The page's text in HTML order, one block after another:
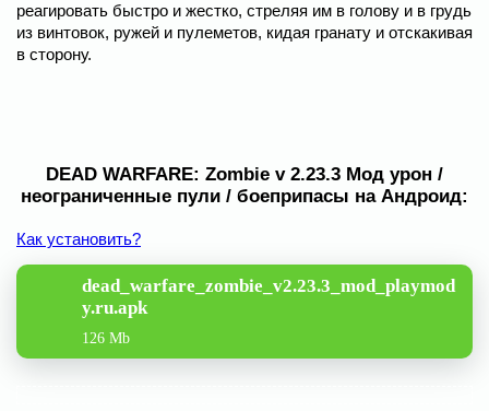
реагировать быстро и жестко, стреляя им в голову и в грудь
из винтовок, ружей и пулеметов, кидая гранату и отскакивая
в сторону.
DEAD WARFARE: Zombie v 2.23.3 Мод урон /
неограниченные пули / боеприпасы на Андроид:
Как установить?
dead_warfare_zombie_v2.23.3_mod_playmod
y.ru.apk
126 Mb